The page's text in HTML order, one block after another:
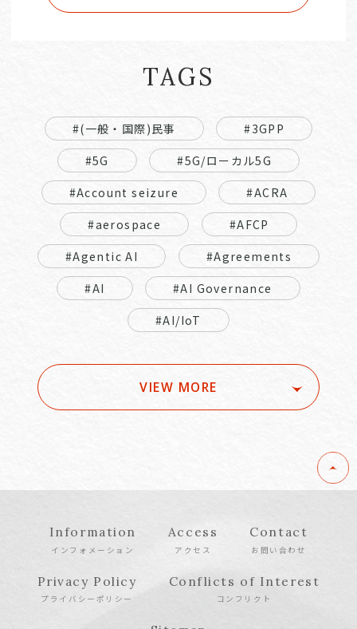
TAGS
#(一般・国際)民事
#3GPP
#5G
#5G/ローカル5G
#Account seizure
#ACRA
#aerospace
#AFCP
#Agentic AI
#Agreements
#AI
#AI Governance
#AI/IoT
VIEW MORE
Information
インフォメーション
Access
アクセス
Contact
お問い合わせ
Privacy Policy
プライバシーポリシー
Conflicts of Interest
コンフリクト